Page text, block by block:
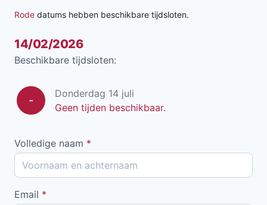
Rode datums hebben beschikbare tijdsloten.
14/02/2026
Beschikbare tijdsloten:
-
Donderdag 14 juli
Geen tijden beschikbaar.
Volledige naam *
Email *